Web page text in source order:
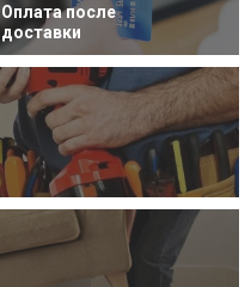
Оплата после
доставки